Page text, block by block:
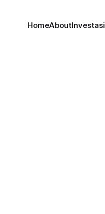
HomeAboutInvestasi